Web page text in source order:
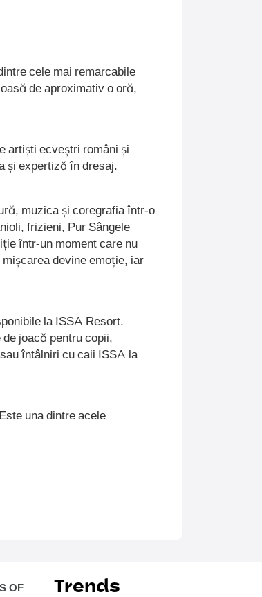
cele mai remarcabile
de aproximativ o oră,
artiști ecveștri români și
și expertiză în dresaj.
muzica și coregrafia într-o
frizieni, Pur Sângele
într-un moment care nu
devine emoție, iar
la ISSA Resort.
joacă pentru copii,
întâlniri cu caii ISSA la
una dintre acele
OF
Trends